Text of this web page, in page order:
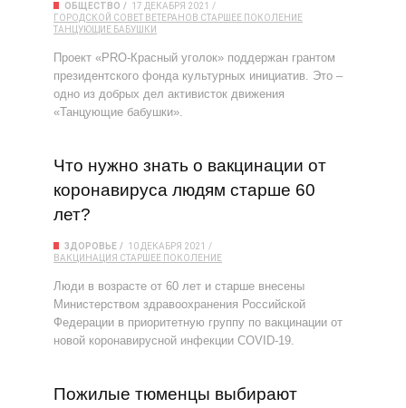
ОБЩЕСТВО
17 ДЕКАБРЯ 2021
ГОРОДСКОЙ СОВЕТ ВЕТЕРАНОВ СТАРШЕЕ ПОКОЛЕНИЕ
ТАНЦУЮЩИЕ БАБУШКИ
Проект «PRO-Красный уголок» поддержан грантом
президентского фонда культурных инициатив. Это –
одно из добрых дел активисток движения
«Танцующие бабушки».
Что нужно знать о вакцинации от
коронавируса людям старше 60
лет?
ЗДОРОВЬЕ
10 ДЕКАБРЯ 2021
ВАКЦИНАЦИЯ СТАРШЕЕ ПОКОЛЕНИЕ
Люди в возрасте от 60 лет и старше внесены
Министерством здравоохранения Российской
Федерации в приоритетную группу по вакцинации от
новой коронавирусной инфекции COVID-19.
Пожилые тюменцы выбирают